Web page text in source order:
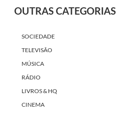
OUTRAS CATEGORIAS
SOCIEDADE
TELEVISÃO
MÚSICA
RÁDIO
LIVROS & HQ
CINEMA